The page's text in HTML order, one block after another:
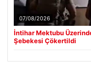
07/08/2026
İntihar Mektubu
Şebekesi Çökertildi